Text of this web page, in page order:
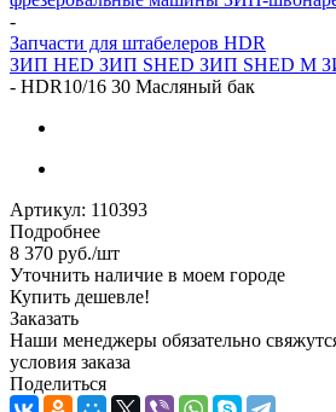
-
Запчасти для штабелеров HDR
ЗИП HED ЗИП SHED ЗИП SHED M
- HDR10/16 30 Масляный бак
Артикул: 110393
Подробнее
8 370 руб./шт
Уточнить наличие в моем городе
Купить дешевле!
Заказать
Наши менеджеры обязательно
условия заказа
Поделиться